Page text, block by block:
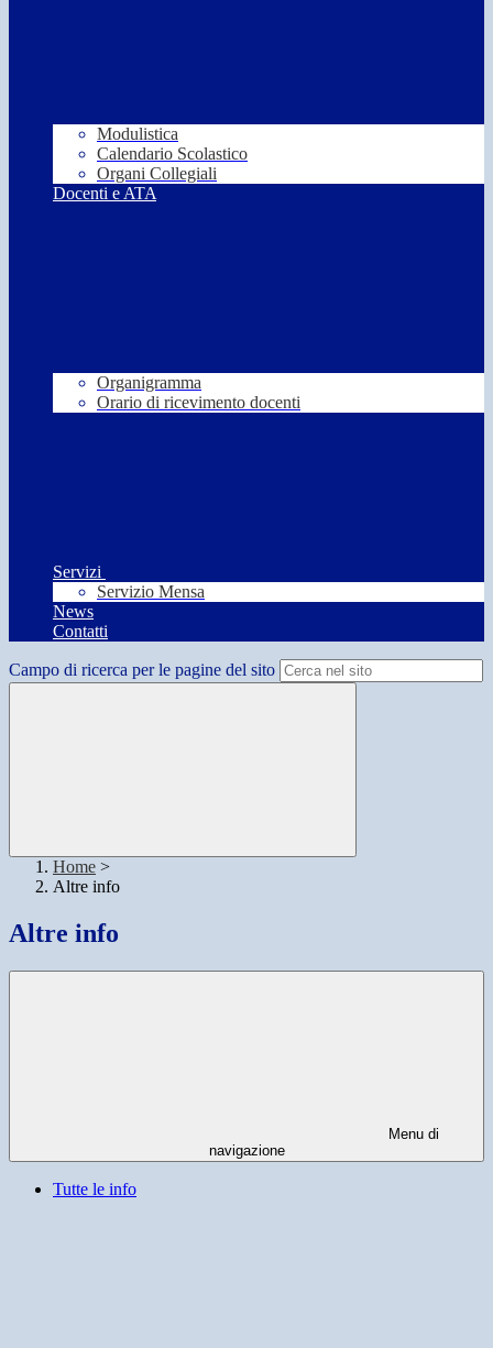
Modulistica
Calendario Scolastico
Organi Collegiali
Docenti e ATA
Organigramma
Orario di ricevimento docenti
Servizi
Servizio Mensa
News
Contatti
Campo di ricerca per le pagine del sito
Home >
Altre info
Altre info
Menu di
navigazione
Tutte le info